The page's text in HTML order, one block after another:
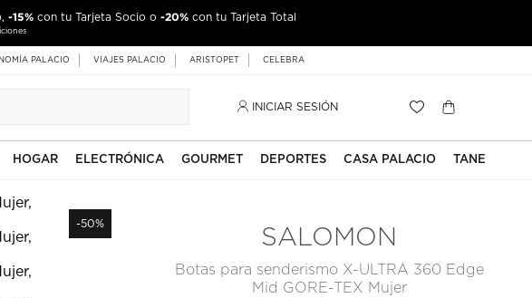
-15% con tu Tarjeta Socio o -20% con tu Tarjeta Total
PALACIO VIAJES PALACIO ARISTOPET CELEBRA
INICIAR SESIÓN
HOGAR ELECTRÓNICA GOURMET DEPORTES CASA PALACIO TANE
-50%
SALOMON
Botas para senderismo X-ULTRA 360 Edge
Mid GORE-TEX Mujer